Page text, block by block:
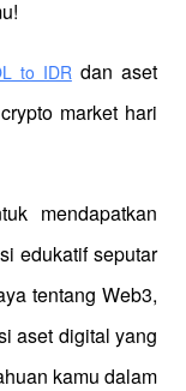
to IDR dan aset
market hari
mendapatkan
edukatif seputar
tentang Web3,
aset digital yang
kamu dalam